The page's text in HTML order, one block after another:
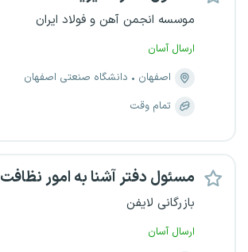
موسسه انجمن آهن و فولاد ایران
ارسال آسان
اصفهان
دانشگاه صنعتی اصفهان
تمام وقت
مسئول دفتر آشنا به امور نظافت
بازرگانی لایفن
ارسال آسان